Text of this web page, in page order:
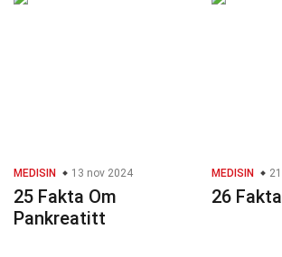
MEDISIN 13 nov 2024
25 Fakta Om
Pankreatitt
MEDISIN
26